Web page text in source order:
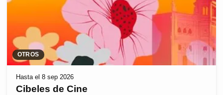
OTROS
Hasta el 8 sep 2026
Cibeles de Cine